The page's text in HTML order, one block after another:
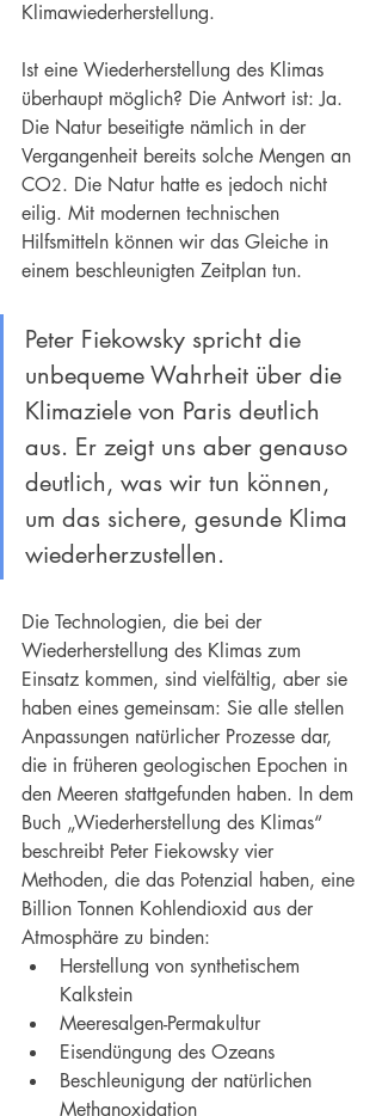
Klimawiederherstellung.
Ist eine Wiederherstellung des Klimas
überhaupt möglich? Die Antwort ist: Ja.
Die Natur beseitigte nämlich in der
Vergangenheit bereits solche Mengen an
CO2. Die Natur hatte es jedoch nicht
eilig. Mit modernen technischen
Hilfsmitteln können wir das Gleiche in
einem beschleunigten Zeitplan tun.
Peter Fiekowsky spricht die
unbequeme Wahrheit über die
Klimaziele von Paris deutlich
aus. Er zeigt uns aber genauso
deutlich, was wir tun können,
um das sichere, gesunde Klima
wiederherzustellen.
Die Technologien, die bei der
Wiederherstellung des Klimas zum
Einsatz kommen, sind vielfältig, aber sie
haben eines gemeinsam: Sie alle stellen
Anpassungen natürlicher Prozesse dar,
die in früheren geologischen Epochen in
den Meeren stattgefunden haben. In dem
Buch „Wiederherstellung des Klimas“
beschreibt Peter Fiekowsky vier
Methoden, die das Potenzial haben, eine
Billion Tonnen Kohlendioxid aus der
Atmosphäre zu binden:
Herstellung von synthetischem
Kalkstein
Meeresalgen-Permakultur
Eisendüngung des Ozeans
Beschleunigung der natürlichen
Methanoxidation